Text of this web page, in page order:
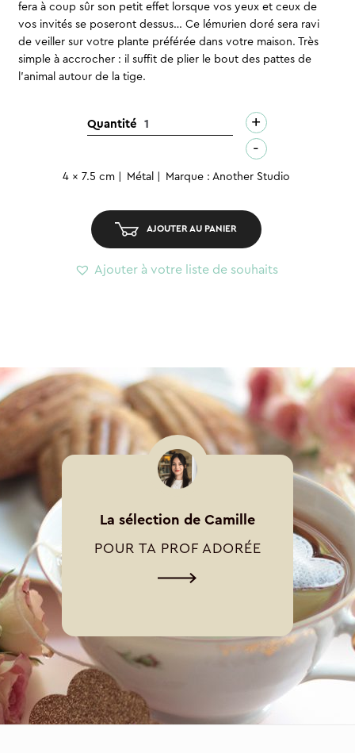
fera à coup sûr son petit effet lorsque vos yeux et ceux de
vos invités se poseront dessus… Ce lémurien doré sera ravi
de veiller sur votre plante préférée dans votre maison. Très
simple à accrocher : il suffit de plier le bout des pattes de
l’animal autour de la tige.
Quantitéquantité
pour
Lémur
+
-
4 x 7.5 cm Métal Marque : Another Studio
AJOUTER AU PANIER
Ajouter à votre liste de souhaits
La sélection de Camille
POUR TA PROF ADORÉE